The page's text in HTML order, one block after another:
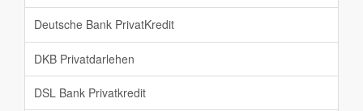
Deutsche Bank PrivatKredit
DKB Privatdarlehen
DSL Bank Privatkredit